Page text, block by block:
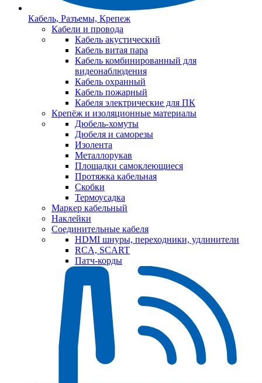
Кабель, Разъемы, Крепеж
Кабели и провода
Кабель акустический
Кабель витая пара
Кабель комбинированный для
видеонаблюдения
Кабель охранный
Кабель пожарный
Кабеля электрические для ПК
Крепёж и изоляционные материалы
Дюбель-хомуты
Дюбеля и саморезы
Изолента
Металлорукав
Площадки самоклеющиеся
Протяжка кабельная
Скобки
Термоусадка
Маркер кабельный
Наклейки
Соединительные кабеля
HDMI шнуры, переходники, удлинители
RCA, SCART
Патч-корды